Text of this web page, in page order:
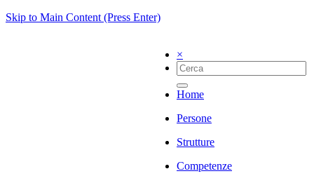
Skip to Main Content (Press Enter)
×
Home
Persone
Strutture
Competenze